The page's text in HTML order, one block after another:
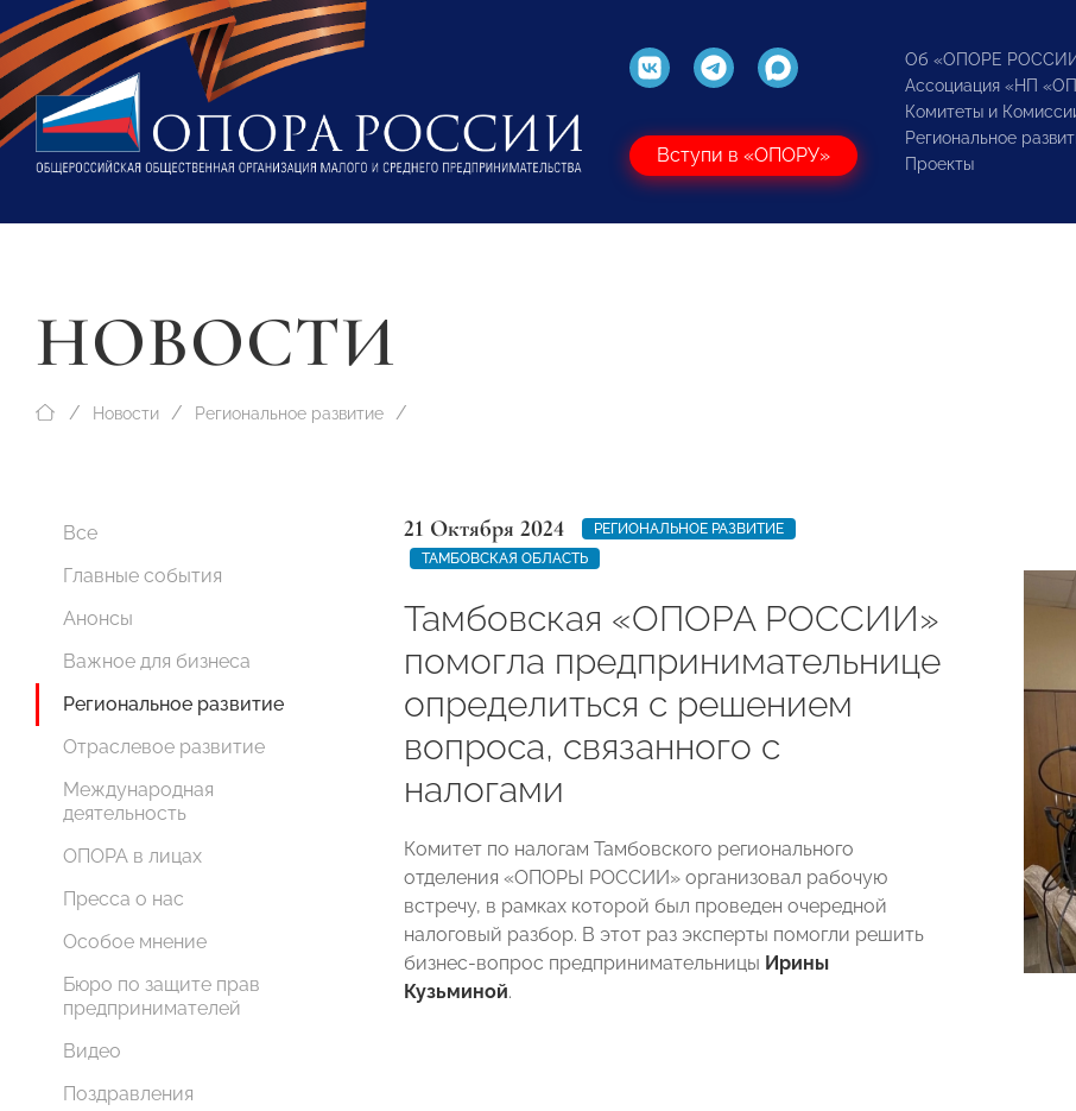
Вступи в «ОПОРУ»
Об «ОПОРЕ
Ассоциация «НП
Комитеты и
Региональное
Проекты
НОВОСТИ
Новости Региональное развитие
Все
Главные события
Анонсы
Важное для бизнеса
Региональное развитие
Отраслевое развитие
Международная
деятельность
ОПОРА в лицах
Пресса о нас
Особое мнение
Бюро по защите прав
предпринимателей
Видео
Поздравления
21 Октября 2024
РЕГИОНАЛЬНОЕ РАЗВИТИЕ
ТАМБОВСКАЯ ОБЛАСТЬ
Тамбовская «ОПОРА РОССИИ»
помогла предпринимательнице
определиться с решением
вопроса, связанного с
налогами
Комитет по налогам Тамбовского регионального
отделения «ОПОРЫ РОССИИ» организовал рабочую
встречу, в рамках которой был проведен очередной
налоговый разбор. В этот раз эксперты помогли решить
бизнес-вопрос предпринимательницы Ирины
Кузьминой.